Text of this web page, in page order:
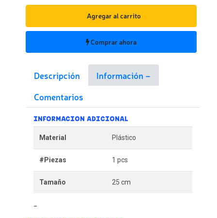
Agregar al carrito
Comprar ahora
Descripción
Información
Comentarios
INFORMACION ADICIONAL
Material Plástico
#Piezas 1 pcs
Tamaño 25 cm